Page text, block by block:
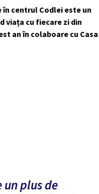
în centrul Codlei este un
viața cu fiecare zi din
an în colaboare cu Casa
plus de